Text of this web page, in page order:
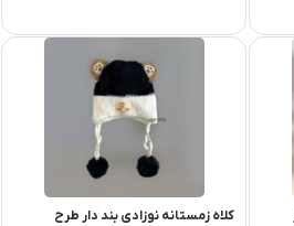
کلاه زمستانه نوزادی بند دار طرح